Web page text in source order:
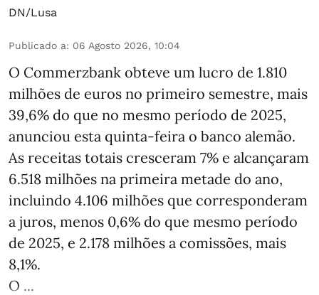
DN/Lusa
Publicado a: 06 Agosto 2026, 10:04
O Commerzbank obteve um lucro de 1.810
milhões de euros no primeiro semestre, mais
39,6% do que no mesmo período de 2025,
anunciou esta quinta-feira o banco alemão.
As receitas totais cresceram 7% e alcançaram
6.518 milhões na primeira metade do ano,
incluindo 4.106 milhões que corresponderam
a juros, menos 0,6% do que mesmo período
de 2025, e 2.178 milhões a comissões, mais
8,1%.
O ...